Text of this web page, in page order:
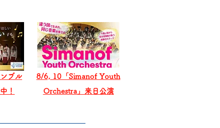
ブル
！
8/6, 10「Simanof Youth
Orchestra」来日公演